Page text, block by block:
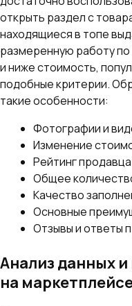
открыть раздел с
находящиеся в топе
размеренную работу по
и ниже стоимость,
подобные критерии.
такие особенности:
Фотографии и
Изменение
Рейтинг
Общее
Качество
Основные
Отзывы и ответы
Анализ данных
на